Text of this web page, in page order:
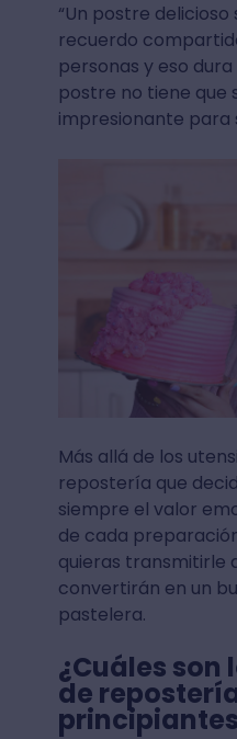
“Un postre
recuerdo
personas y eso
postre no tiene que
impresionante para
Más allá de los
repostería que
siempre el valor
de cada
quieras transmitirle
convertirán en un
pastelera.
¿Cuáles son
de